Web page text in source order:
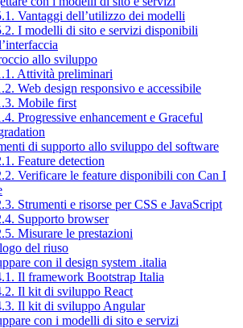
Vantaggi dell’utilizzo dei modelli
I modelli di sito e servizi disponibili
allo sviluppo
Attività preliminari
Web design responsivo e accessibile
Mobile first
Progressive enhancement e Graceful
di supporto allo sviluppo del software
Feature detection
Verificare le feature disponibili con Can I
Strumenti e risorse per CSS e JavaScript
Supporto browser
Misurare le prestazioni
del riuso
con il design system .italia
Il framework Bootstrap Italia
Il kit di sviluppo React
Il kit di sviluppo Angular
con i modelli di sito e servizi